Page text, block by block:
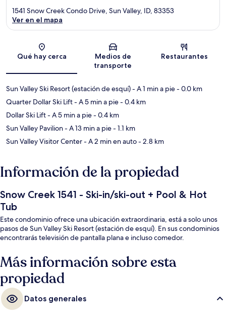
Sección del mapa
1541 Snow Creek Condo Drive, Sun Valley, ID, 83353
Ver en el mapa
Qué hay cerca
Medios de
transporte
Restaurantes
Sun Valley Ski Resort (estación de esquí)- A 1 min a pie- 0.0 km
Quarter Dollar Ski Lift- A 5 min a pie- 0.4 km
Dollar Ski Lift- A 5 min a pie- 0.4 km
Sun Valley Pavilion- A 13 min a pie- 1.1 km
Sun Valley Visitor Center- A 2 min en auto- 2.8 km
Información de la propiedad
Snow Creek 1541 - Ski-in/ski-out + Pool & Hot
Tub
Este condominio ofrece una ubicación extraordinaria, está a solo unos
pasos de Sun Valley Ski Resort (estación de esquí). En sus condominios
encontrarás televisión de pantalla plana e incluso comedor.
Más información sobre esta
propiedad
Datos generales